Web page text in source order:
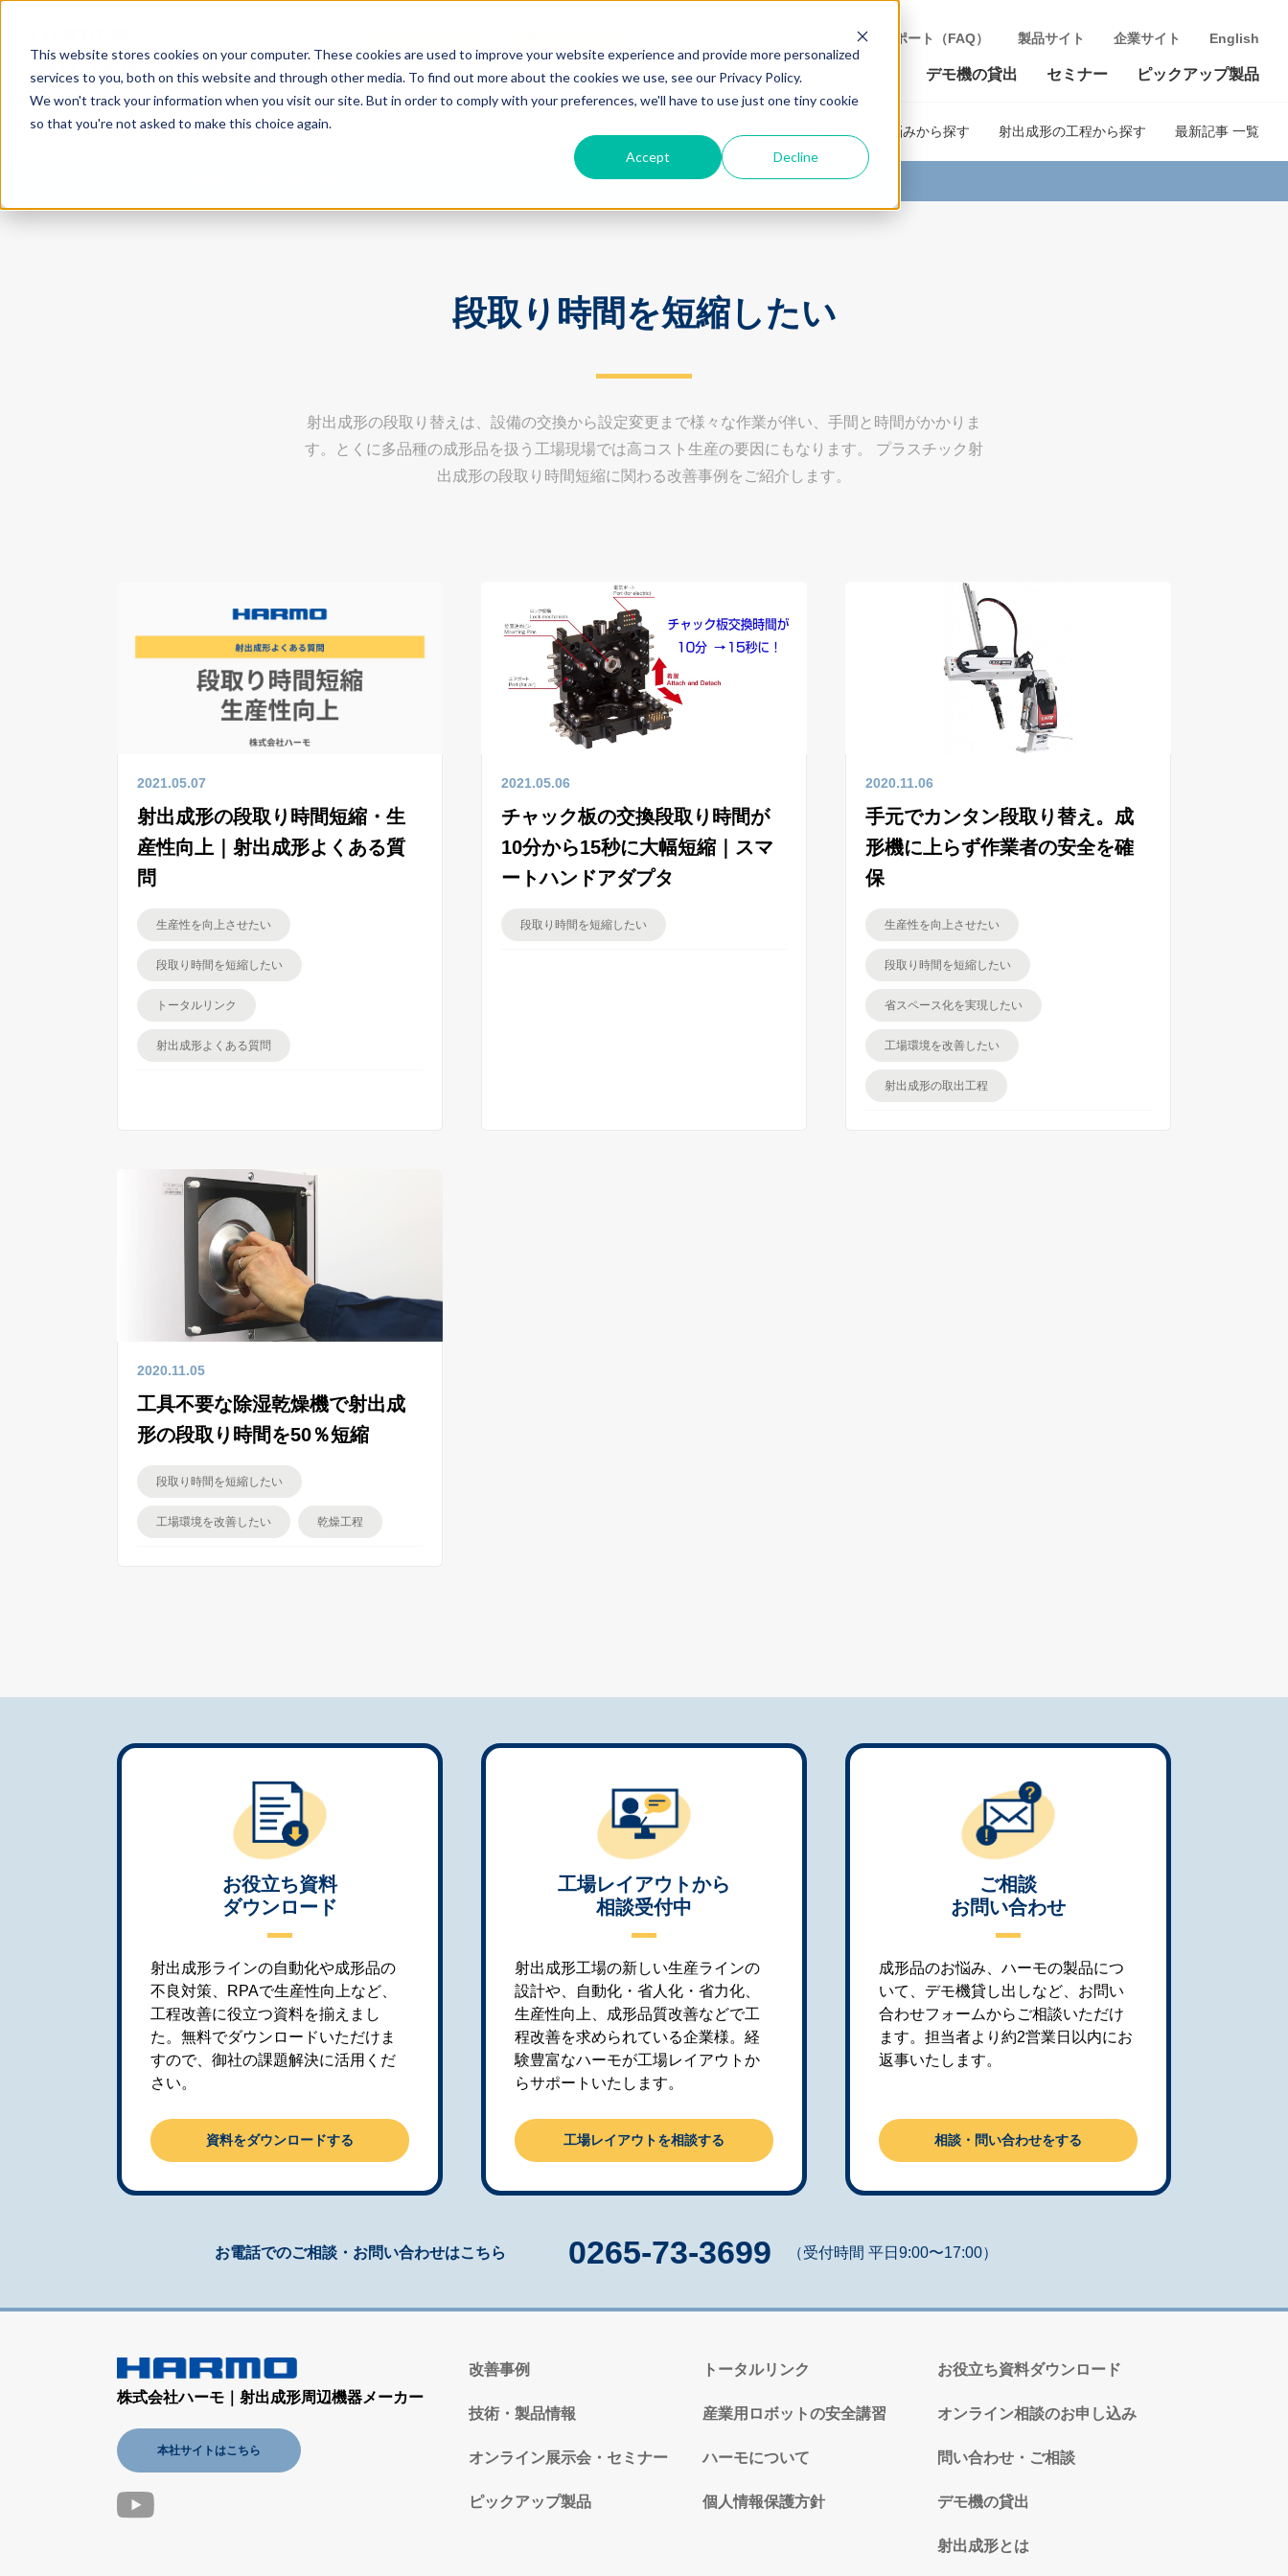
This website stores cookies on your computer. These cookies are used to improve your website experience and provide more personalized
services to you, both on this website and through other media. To find out more about the cookies we use, see our Privacy Policy.
We won't track your information when you visit our site. But in order to comply with your preferences, we'll have to use just one tiny cookie
so that you're not asked to make this choice again.
Accept Decline
射出成形の工程改善ガイド 改善事例 技術・製品情報 トータルリンク デモ機の貸出 セミナー ピックアップ製品
製品サポート（FAQ） 製品サイト 企業サイト English
よくあるお悩みから探す 射出成形の工程から探す 最新記事 一覧
段取り時間を短縮したい
射出成形の段取り替えは、設備の交換から設定変更まで様々な作業が伴い、手間と時間がかかりま
す。とくに多品種の成形品を扱う工場現場では高コスト生産の要因にもなります。 プラスチック射
出成形の段取り時間短縮に関わる改善事例をご紹介します。
2021.05.07
射出成形の段取り時間短縮・生
産性向上｜射出成形よくある質
問
生産性を向上させたい
段取り時間を短縮したい
トータルリンク
射出成形よくある質問
2021.05.06
チャック板の交換段取り時間が
10分から15秒に大幅短縮｜スマ
ートハンドアダプタ
段取り時間を短縮したい
2020.11.06
手元でカンタン段取り替え。成
形機に上らず作業者の安全を確
保
生産性を向上させたい
段取り時間を短縮したい
省スペース化を実現したい
工場環境を改善したい
射出成形の取出工程
2020.11.05
工具不要な除湿乾燥機で射出成
形の段取り時間を50％短縮
段取り時間を短縮したい
工場環境を改善したい 乾燥工程
お役立ち資料
ダウンロード
射出成形ラインの自動化や成形品の
不良対策、RPAで生産性向上など、
工程改善に役立つ資料を揃えまし
た。無料でダウンロードいただけま
すので、御社の課題解決に活用くだ
さい。
資料をダウンロードする
工場レイアウトから
相談受付中
射出成形工場の新しい生産ラインの
設計や、自動化・省人化・省力化、
生産性向上、成形品質改善などで工
程改善を求められている企業様。経
験豊富なハーモが工場レイアウトか
らサポートいたします。
工場レイアウトを相談する
ご相談
お問い合わせ
成形品のお悩み、ハーモの製品につ
いて、デモ機貸し出しなど、お問い
合わせフォームからご相談いただけ
ます。担当者より約2営業日以内にお
返事いたします。
相談・問い合わせをする
お電話でのご相談・お問い合わせはこちら 0265-73-3699 （受付時間 平日9:00〜17:00）
株式会社ハーモ｜射出成形周辺機器メーカー
本社サイトはこちら
改善事例
技術・製品情報
オンライン展示会・セミナー
ピックアップ製品
トータルリンク
産業用ロボットの安全講習
ハーモについて
個人情報保護方針
お役立ち資料ダウンロード
オンライン相談のお申し込み
問い合わせ・ご相談
デモ機の貸出
射出成形とは